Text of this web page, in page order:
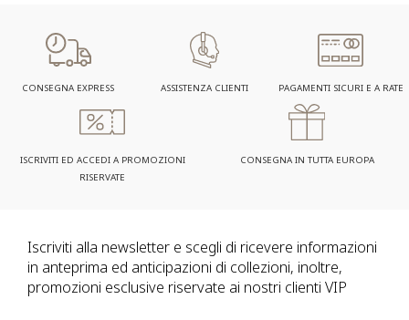
CONSEGNA EXPRESS ASSISTENZA CLIENTI PAGAMENTI SICURI E A RATE
ISCRIVITI ED ACCEDI A PROMOZIONI
RISERVATE
CONSEGNA IN TUTTA EUROPA
Iscriviti alla newsletter e scegli di ricevere informazioni
in anteprima ed anticipazioni di collezioni, inoltre,
promozioni esclusive riservate ai nostri clienti VIP